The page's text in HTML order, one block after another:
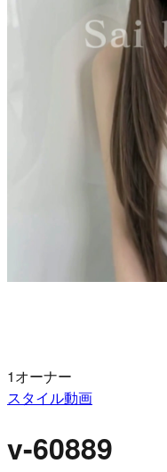
1オーナー
スタイル動画
v-60889